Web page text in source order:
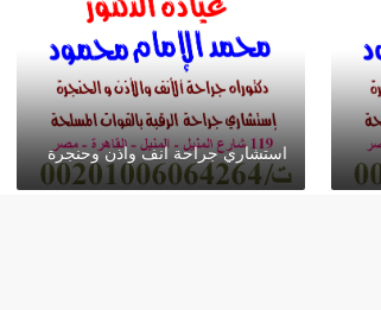
استشاري جراحة انف واذن وحنجرة